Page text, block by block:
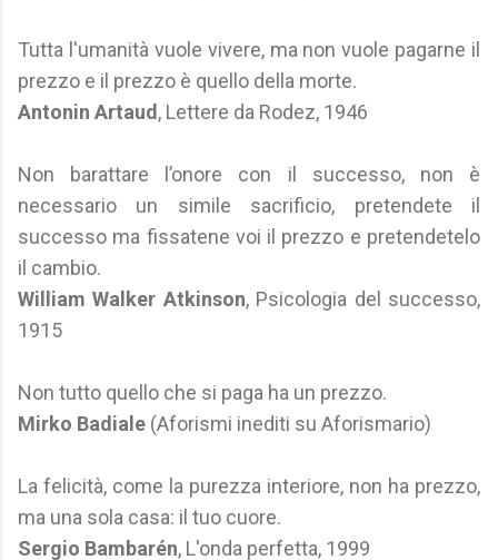
Tutta l'umanità vuole vivere, ma non vuole pagarne il
prezzo e il prezzo è quello della morte.
Antonin Artaud , Lettere da Rodez, 1946
Non barattare l’onore con il successo, non è
necessario un simile sacrificio, pretendete il
successo ma fissatene voi il prezzo e pretendetelo
il cambio.
William Walker Atkinson, Psicologia del successo,
1915
Non tutto quello che si paga ha un prezzo.
Mirko Badiale (Aforismi inediti su Aforismario)
La felicità, come la purezza interiore, non ha prezzo,
ma una sola casa: il tuo cuore.
Sergio Bambarén, L'onda perfetta, 1999